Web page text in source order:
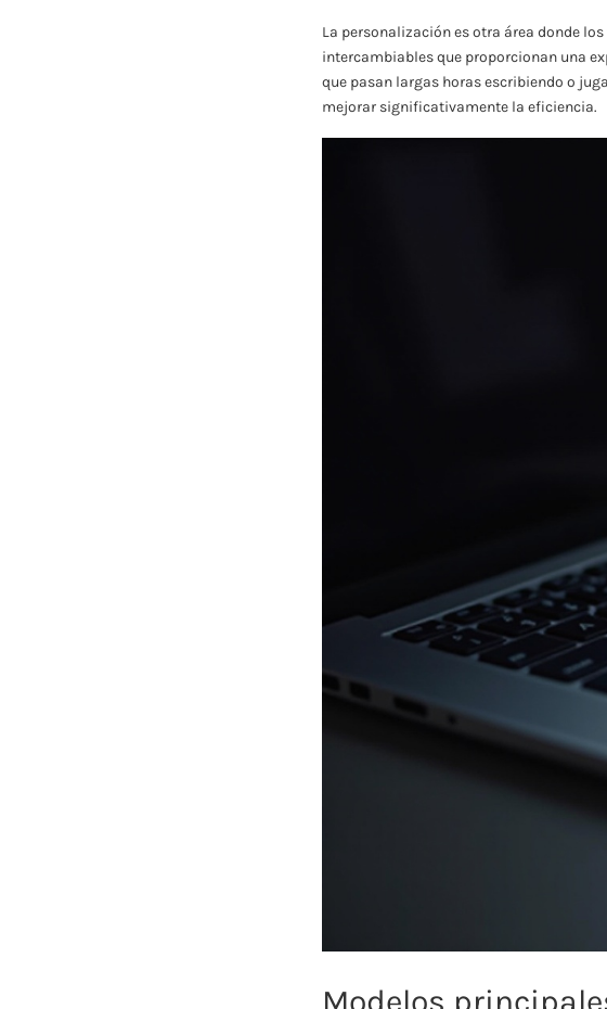
La personalización es otra área donde
intercambiables que proporcionan una
que pasan largas horas escribiendo o
mejorar significativamente la eficiencia.